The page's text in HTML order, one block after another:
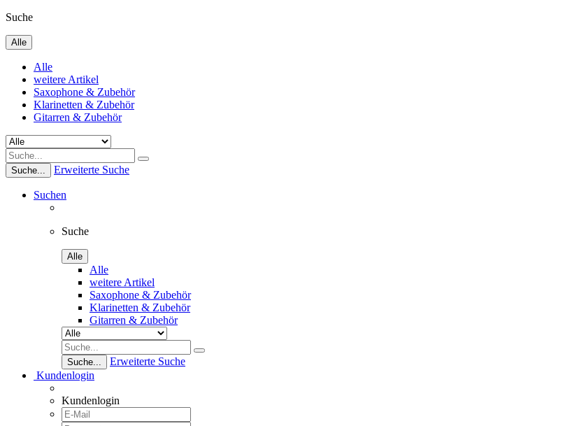
Suche
Alle
Alle
weitere Artikel
Saxophone & Zubehör
Klarinetten & Zubehör
Gitarren & Zubehör
Suche... Erweiterte Suche
Suchen
Suche
Alle
Alle
weitere Artikel
Saxophone & Zubehör
Klarinetten & Zubehör
Gitarren & Zubehör
Suche...
Erweiterte Suche
Kundenlogin
Kundenlogin